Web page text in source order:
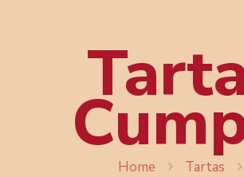
Home Tartas